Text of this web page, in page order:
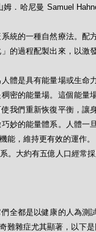
．哈尼曼 Samuel
統的一種自然療法。配
的過程配製出來，以激
體是具有能量場或生命
密的能量場。這個能量
我們重新恢復平衡，讓
妙的能量體系。人體一
能，維持更有效的運作。
。大約有五億人口經常
全都是以健康的人為測
難雜症尤其顯著，以下是